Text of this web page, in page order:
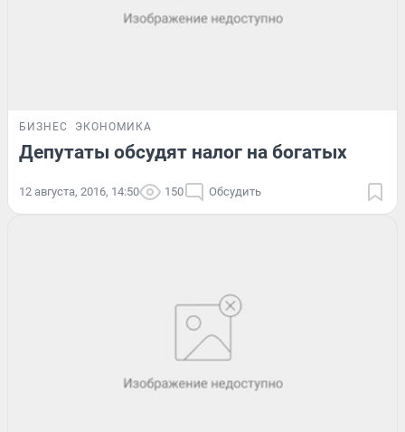
БИЗНЕС ЭКОНОМИКА
Депутаты обсудят налог на богатых
12 августа, 2016, 14:50 150 Обсудить